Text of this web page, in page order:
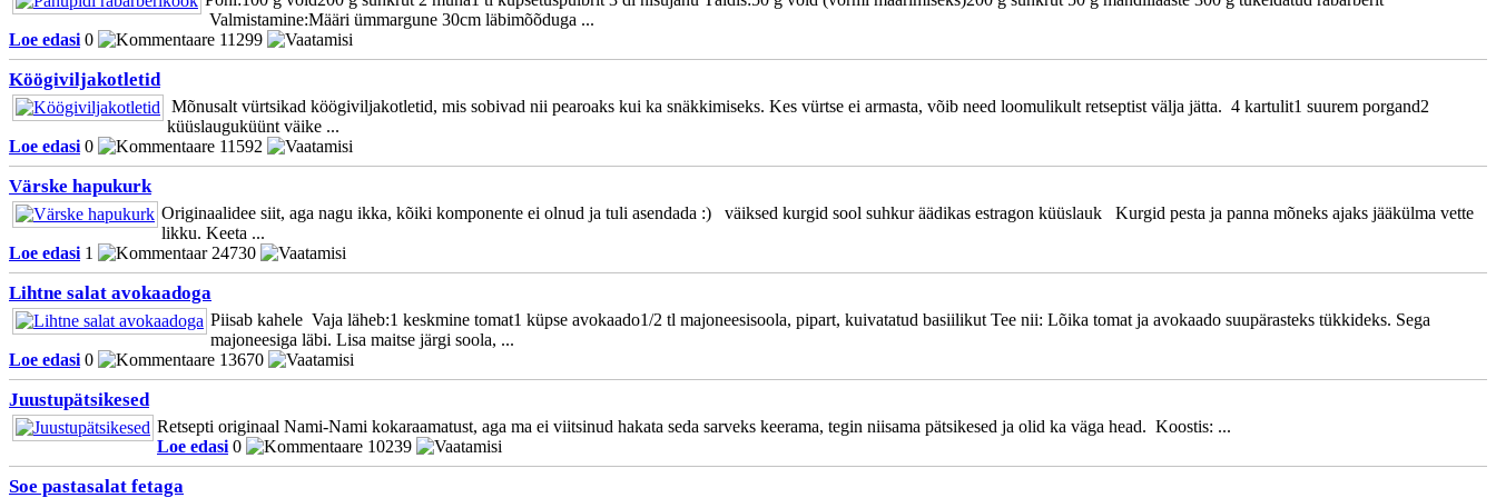
Valmistamine:Määri ümmargune 30cm läbimõõduga ...
Loe edasi 0 11299
Köögiviljakotletid
Mõnusalt vürtsikad köögiviljakotletid, mis sobivad nii pearoaks kui ka snäkkimiseks. Kes vürtse ei armasta, võib need loomulikult retseptist välja jätta. 4 kartulit1 suurem porgand2
küüslauguküünt väike ...
Loe edasi 0 11592
Värske hapukurk
Originaalidee siit, aga nagu ikka, kõiki komponente ei olnud ja tuli asendada :) väiksed kurgid sool suhkur äädikas estragon küüslauk Kurgid pesta ja panna mõneks ajaks jääkülma vette
likku. Keeta ...
Loe edasi 1 24730
Lihtne salat avokaadoga
Piisab kahele Vaja läheb:1 keskmine tomat1 küpse avokaado1/2 tl majoneesisoola, pipart, kuivatatud basiilikut Tee nii: Lõika tomat ja avokaado suupärasteks tükkideks. Sega
majoneesiga läbi. Lisa maitse järgi soola, ...
Loe edasi 0 13670
Juustupätsikesed
Retsepti originaal Nami-Nami kokaraamatust, aga ma ei viitsinud hakata seda sarveks keerama, tegin niisama pätsikesed ja olid ka väga head. Koostis: ...
Loe edasi 0 10239
Soe pastasalat fetaga